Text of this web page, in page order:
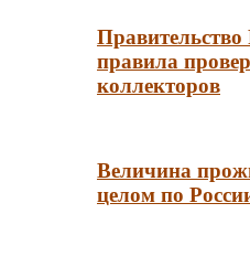
правила
коллекторов
Величина
целом по